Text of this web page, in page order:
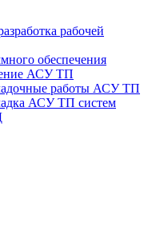
рабочей
обеспечения
АСУ ТП
работы АСУ ТП
АСУ ТП систем